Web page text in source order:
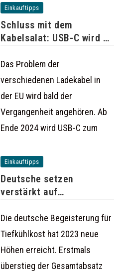
Einkauftipps
Schluss mit dem
Kabelsalat: USB-C wird ab
Das Problem der
verschiedenen Ladekabel in
der EU wird bald der
Vergangenheit angehören. Ab
Ende 2024 wird USB-C zum
Einkauftipps
Deutsche setzen
verstärkt auf
steigt auf
Die deutsche Begeisterung für
Tiefkühlkost hat 2023 neue
Höhen erreicht. Erstmals
überstieg der Gesamtabsatz